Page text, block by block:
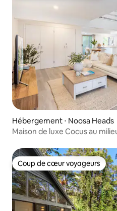
Hébergement ⋅ Noosa Heads
Maison de luxe Cocus au
Coup de cœur voyageurs
Coup de cœur voyageurs